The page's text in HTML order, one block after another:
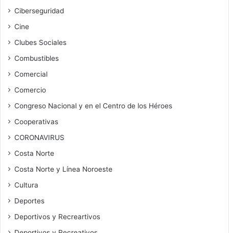
Ciberseguridad
Cine
Clubes Sociales
Combustibles
Comercial
Comercio
Congreso Nacional y en el Centro de los Héroes
Cooperativas
CORONAVIRUS
Costa Norte
Costa Norte y Línea Noroeste
Cultura
Deportes
Deportivos y Recreartivos